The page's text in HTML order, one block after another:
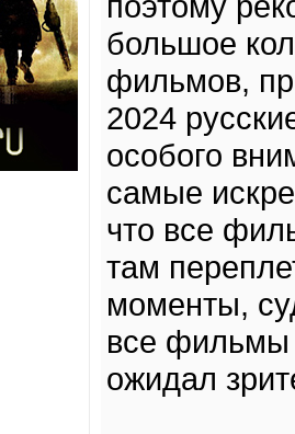
большое
фильмов,
2024
особого
самые
что все
там
моменты,
все фильмы
ожидал